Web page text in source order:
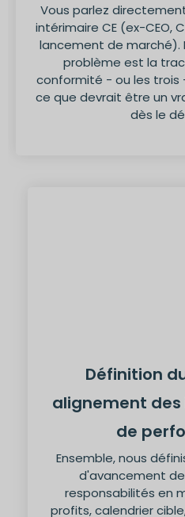
Vous parlez
intérimaire CE (ex-CEO,
lancement de marché).
problème est la
conformité - ou les trois
ce que devrait être un
dès le
Définition
alignement
de
Ensemble, nous
d'avancement
responsabilités en
profits, calendrier